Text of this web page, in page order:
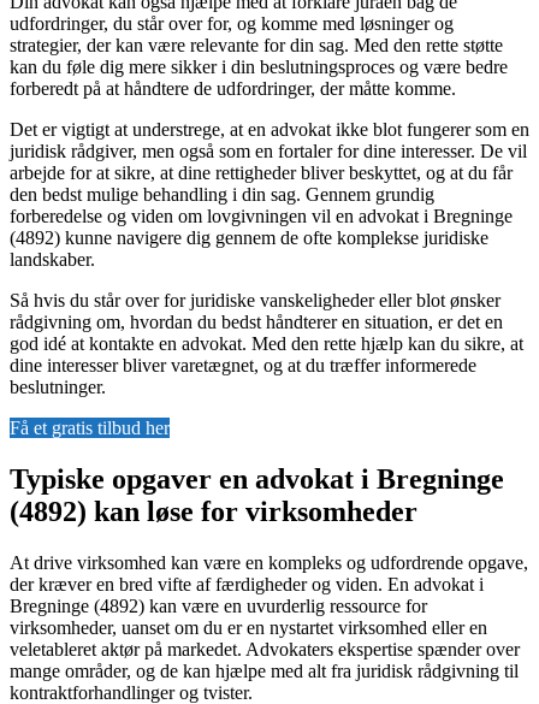
udfordringer, du står over for, og komme med løsninger og
strategier, der kan være relevante for din sag. Med den rette støtte
kan du føle dig mere sikker i din beslutningsproces og være bedre
forberedt på at håndtere de udfordringer, der måtte komme.
Det er vigtigt at understrege, at en advokat ikke blot fungerer som en
juridisk rådgiver, men også som en fortaler for dine interesser. De vil
arbejde for at sikre, at dine rettigheder bliver beskyttet, og at du får
den bedst mulige behandling i din sag. Gennem grundig
forberedelse og viden om lovgivningen vil en advokat i Bregninge
(4892) kunne navigere dig gennem de ofte komplekse juridiske
landskaber.
Så hvis du står over for juridiske vanskeligheder eller blot ønsker
rådgivning om, hvordan du bedst håndterer en situation, er det en
god idé at kontakte en advokat. Med den rette hjælp kan du sikre, at
dine interesser bliver varetægnet, og at du træffer informerede
beslutninger.
Få et gratis tilbud her
Typiske opgaver en advokat i Bregninge
(4892) kan løse for virksomheder
At drive virksomhed kan være en kompleks og udfordrende opgave,
der kræver en bred vifte af færdigheder og viden. En advokat i
Bregninge (4892) kan være en uvurderlig ressource for
virksomheder, uanset om du er en nystartet virksomhed eller en
veletableret aktør på markedet. Advokaters ekspertise spænder over
mange områder, og de kan hjælpe med alt fra juridisk rådgivning til
kontraktforhandlinger og tvister.